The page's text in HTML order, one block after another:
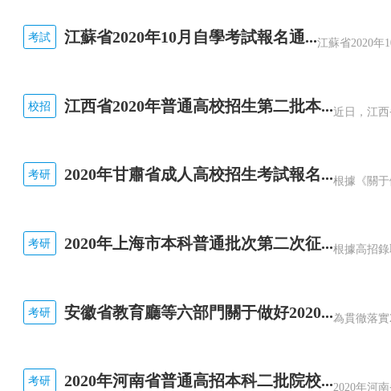
考試 江蘇省2020年10月自學考試報名通...
校招 江西省2020年普通高校招生第二批本...
考研 2020年甘肅省成人高校招生考試報名...
考研 2020年上海市本科普通批次第二次征...
考研 安徽省教育廳等六部門關于做好2020...
考研 2020年河南省普通高招本科二批院校...